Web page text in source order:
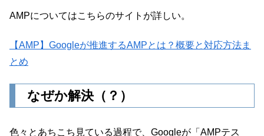
AMPについてはこちらのサイトが詳しい。
【AMP】Googleが推進するAMPとは？概要と対応方法ま
とめ
なぜか解決（？）
色々とあちこち見ている過程で、Googleが「AMPテス